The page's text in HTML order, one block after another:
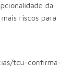
da
riscos para
tcu-confirma-